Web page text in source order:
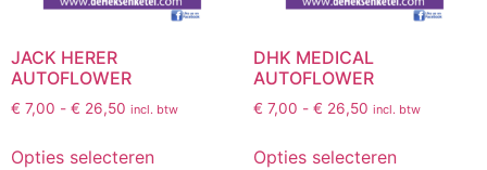
JACK HERER
AUTOFLOWER
€ 7,00 - € 26,50 incl. btw
Opties selecteren
DHK MEDICAL
AUTOFLOWER
€ 7,00 - € 26,50 incl. btw
Opties selecteren